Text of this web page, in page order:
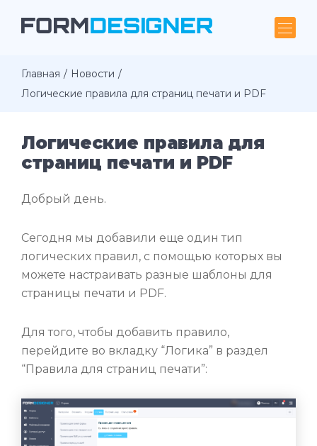
Главная
Новости
Логические правила для страниц печати и PDF
Логические правила для
страниц печати и PDF
Добрый день.
Сегодня мы добавили еще один тип
логических правил, с помощью которых вы
можете настраивать разные шаблоны для
страницы печати и PDF.
Для того, чтобы добавить правило,
перейдите во вкладку “Логика” в раздел
“Правила для страниц печати”: